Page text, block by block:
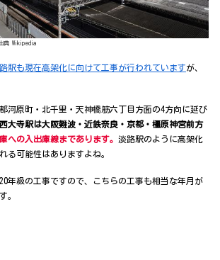
典 Wikipedia
駅も現在高架化に向けて工事が行われていますが、
河原町・北千里・天神橋筋六丁目方面の4方向に延び
大寺駅は大阪難波・近鉄奈良・京都・橿原神宮前方
への入出庫線まであります。 淡路駅のように高架化
る可能性はありますよね。
年級の工事ですので、こちらの工事も相当な年月が
。